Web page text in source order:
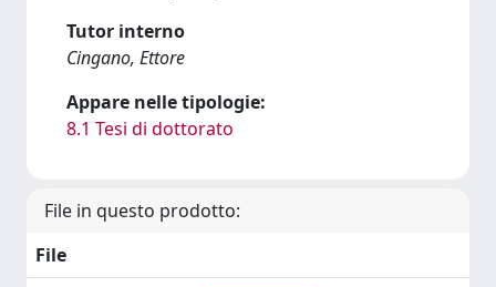
Tutor interno
Cingano, Ettore
Appare nelle tipologie:
8.1 Tesi di dottorato
File in questo prodotto:
File